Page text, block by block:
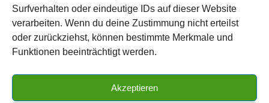
Surfverhalten oder eindeutige IDs auf dieser Website
verarbeiten. Wenn du deine Zustimmung nicht erteilst
oder zurückziehst, können bestimmte Merkmale und
Funktionen beeinträchtigt werden.
Akzeptieren
Kontakt zu uns